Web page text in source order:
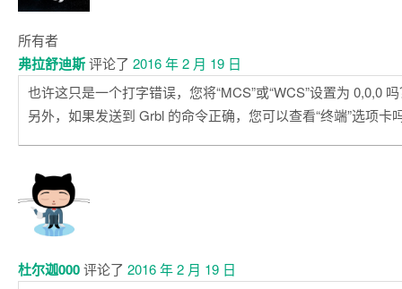
所有者
弗拉舒迪斯评论了 2016 年 2 月 19 日
也许这只是一个打字错误，您将“MCS”或“WCS”设置为 0,0,0
另外，如果发送到 Grbl 的命令正确，您可以查看“终端”选项卡
杜尔迦000评论了 2016 年 2 月 19 日